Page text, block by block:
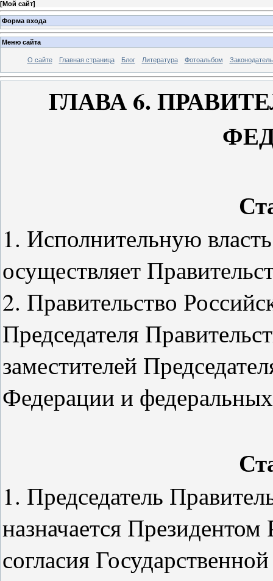
[Мой сайт]
Форма входа
Меню сайта
О сайте Главная страница Блог Литература Фотоальбом
ГЛАВА 6.
1. Исполнительную
осуществляет
2. Правительство
Председателя
заместителей
Федерации и
1. Председатель
назначается
согласия